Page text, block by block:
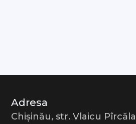
Adresa
Chișinău, str. Vlaicu